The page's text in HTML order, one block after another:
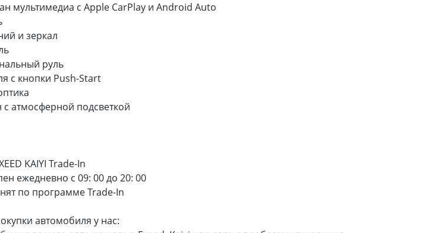
мультимедиа с Apple CarPlay и Android Auto
и зеркал
руль
с кнопки Push-Start
атмосферной подсветкой
KAIYI Trade-In
ежедневно с 09: 00 до 20: 00
по программе Trade-In
автомобиля у нас: